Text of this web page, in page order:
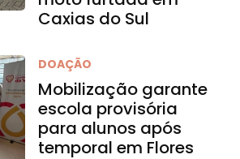
Caxias do Sul
DOAÇÃO
Mobilização garante
escola provisória
para alunos após
temporal em Flores